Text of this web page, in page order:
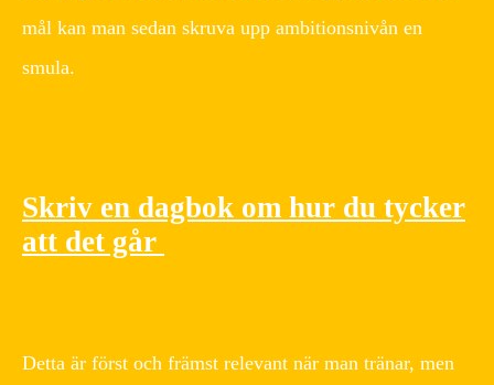
mål kan man sedan skruva upp ambitionsnivån en
smula.
Skriv en dagbok om hur du tycker
att det går
Detta är först och främst relevant när man tränar, men